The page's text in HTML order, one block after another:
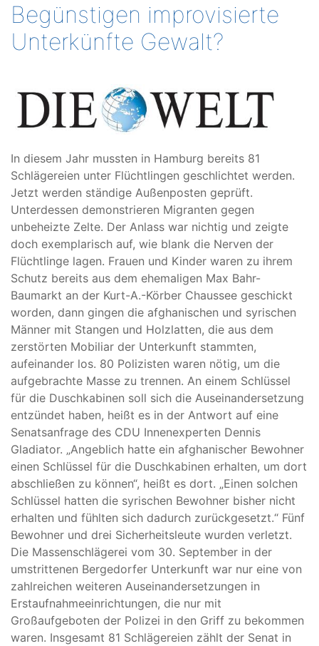
Begünstigen improvisierte
Unterkünfte Gewalt?
In diesem Jahr mussten in Hamburg bereits 81
Schlägereien unter Flüchtlingen geschlichtet werden.
Jetzt werden ständige Außenposten geprüft.
Unterdessen demonstrieren Migranten gegen
unbeheizte Zelte. Der Anlass war nichtig und zeigte
doch exemplarisch auf, wie blank die Nerven der
Flüchtlinge lagen. Frauen und Kinder waren zu ihrem
Schutz bereits aus dem ehemaligen Max Bahr-
Baumarkt an der Kurt-A.-Körber Chaussee geschickt
worden, dann gingen die afghanischen und syrischen
Männer mit Stangen und Holzlatten, die aus dem
zerstörten Mobiliar der Unterkunft stammten,
aufeinander los. 80 Polizisten waren nötig, um die
aufgebrachte Masse zu trennen. An einem Schlüssel
für die Duschkabinen soll sich die Auseinandersetzung
entzündet haben, heißt es in der Antwort auf eine
Senatsanfrage des CDU Innenexperten Dennis
Gladiator. „Angeblich hatte ein afghanischer Bewohner
einen Schlüssel für die Duschkabinen erhalten, um dort
abschließen zu können“, heißt es dort. „Einen solchen
Schlüssel hatten die syrischen Bewohner bisher nicht
erhalten und fühlten sich dadurch zurückgesetzt.“ Fünf
Bewohner und drei Sicherheitsleute wurden verletzt.
Die Massenschlägerei vom 30. September in der
umstrittenen Bergedorfer Unterkunft war nur eine von
zahlreichen weiteren Auseinandersetzungen in
Erstaufnahmeeinrichtungen, die nur mit
Großaufgeboten der Polizei in den Griff zu bekommen
waren. Insgesamt 81 Schlägereien zählt der Senat in